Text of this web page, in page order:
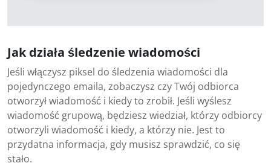
Jak działa śledzenie wiadomości
Jeśli włączysz piksel do śledzenia wiadomości dla
pojedynczego emaila, zobaczysz czy Twój odbiorca
otworzył wiadomość i kiedy to zrobił. Jeśli wyślesz
wiadomość grupową, będziesz wiedział, którzy odbiorcy
otworzyli wiadomość i kiedy, a którzy nie. Jest to
przydatna informacja, gdy musisz sprawdzić, co się
stało.